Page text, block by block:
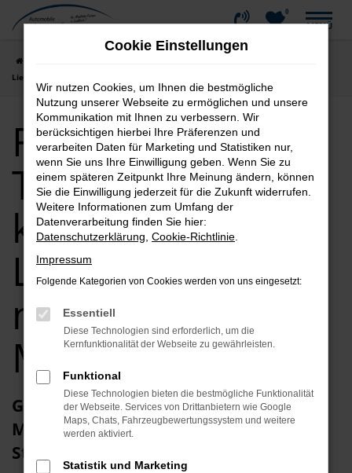
Zum
0
MENÜ
Lieferservice nach Memmingen
Ford
Tageszulassung
kaufen |
Lieferservice
nach
Memmingen
Günstige Ford Tageszulassung für
Memmingen: eine Empfehlung von
Stitzenberger
Cookie Einstellungen
Wir nutzen Cookies, um Ihnen die bestmögliche
Nutzung unserer Webseite zu ermöglichen und unsere
Kommunikation mit Ihnen zu verbessern. Wir
berücksichtigen hierbei Ihre Präferenzen und
verarbeiten Daten für Marketing und Statistiken nur,
wenn Sie uns Ihre Einwilligung geben. Wenn Sie zu
einem späteren Zeitpunkt Ihre Meinung ändern, können
Sie die Einwilligung jederzeit für die Zukunft widerrufen.
Weitere Informationen zum Umfang der
Datenverarbeitung finden Sie hier:
Datenschutzerklärung Cookie-Richtlinie
Impressum
Folgende Kategorien von Cookies werden von uns eingesetzt:
Essentiell
Diese Technologien sind erforderlich, um die
Kernfunktionalität der Webseite zu gewährleisten.
Funktional
Diese Technologien bieten die bestmögliche Funktionalität
der Webseite. Services von Drittanbietern wie Google
Maps, Chats, Fahrzeugbewertungssystem und weitere
werden aktiviert.
Statistik und Marketing